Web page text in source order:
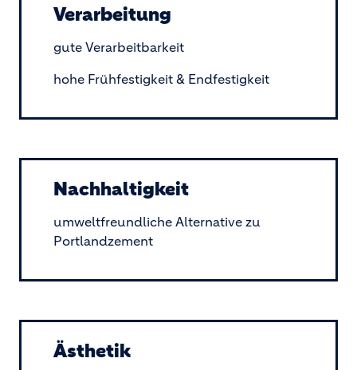
Verarbeitung
gute Verarbeitbarkeit
hohe Frühfestigkeit & Endfestigkeit
Nachhaltigkeit
umweltfreundliche Alternative zu
Portlandzement
Ästhetik